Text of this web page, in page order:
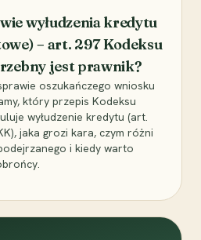
wyłudzenia kredytu
– art. 297 Kodeksu
jest prawnik?
oszukańczego wniosku
który przepis Kodeksu
wyłudzenie kredytu (art.
jaka grozi kara, czym różni
i kiedy warto